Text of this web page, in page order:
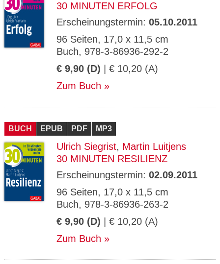
30 MINUTEN ERFOLG
Erscheinungstermin: 05.10.2011
96 Seiten, 17,0 x 11,5 cm
Buch, 978-3-86936-292-2
€ 9,90 (D) | € 10,20 (A)
Zum Buch
BUCH EPUB PDF MP3
Ulrich Siegrist, Martin Luitjens
30 MINUTEN RESILIENZ
Erscheinungstermin: 02.09.2011
96 Seiten, 17,0 x 11,5 cm
Buch, 978-3-86936-263-2
€ 9,90 (D) | € 10,20 (A)
Zum Buch